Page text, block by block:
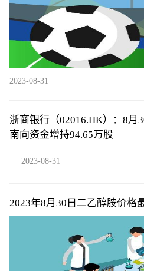
2023-08-31
浙商银行（02016.HK）：8月
南向资金增持94.65万股
2023-08-31
2023年8月30日二乙醇胺价格